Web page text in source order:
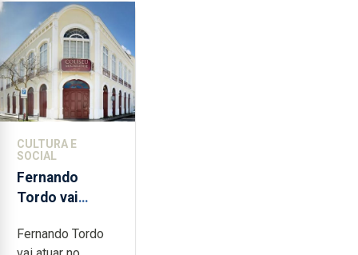
CULTURA E
SOCIAL
Fernando
Tordo vai
anos de
Fernando Tordo